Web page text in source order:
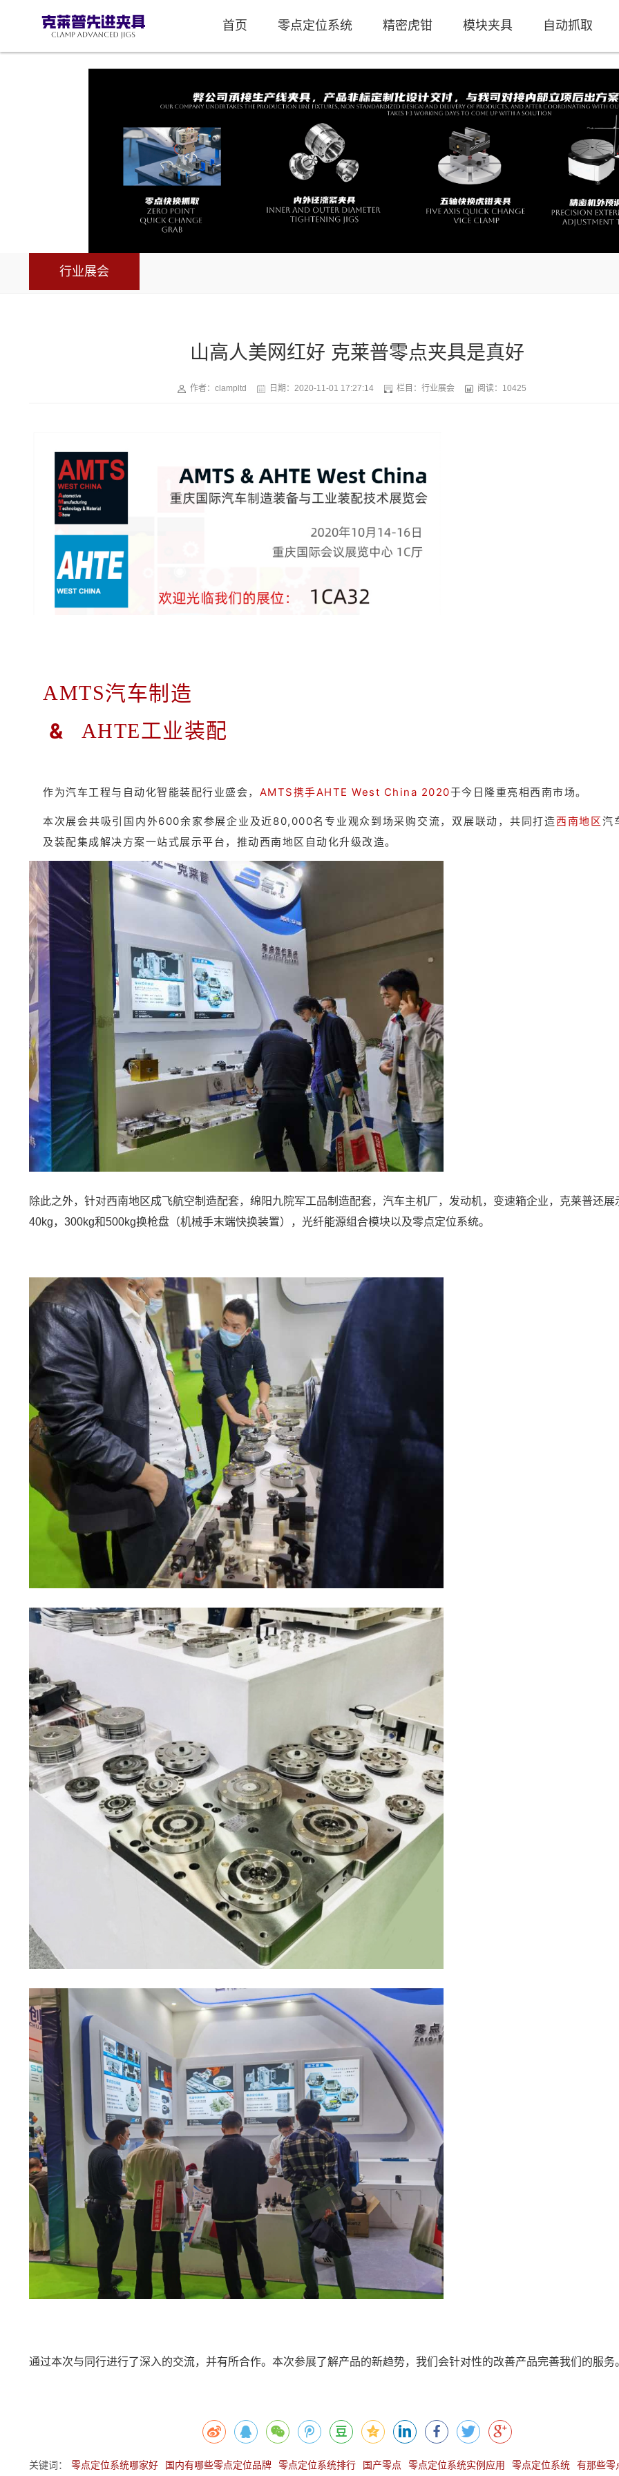
首页 零点定位系统 精密虎钳 模块夹具 自动抓取
行业展会
山高人美网红好 克莱普零点夹具是真好
作者：clampltd 日期： 2020-11-01 17:27:14 栏目： 行业展会 阅读：10425
AMTS汽车制造
&
AHTE工业装配
作为汽车工程与自动化智能装配行业盛会， AMTS携手AHTE West China 2020于今日隆重亮相西南市场。
本次展会共吸引国内外600余家参展企业及近80,000名专业观众到场采购交流，双展联动，共同打造西南地区汽
及装配集成解决方案一站式展示平台，推动西南地区自动化升级改造。
除此之外，针对西南地区成飞航空制造配套，绵阳九院军工品制造配套，汽车主机厂，发动机，变速箱企业，克莱普还展
40kg，300kg和500kg换枪盘（机械手末端快换装置），光纤能源组合模块以及零点定位系统。
通过本次与同行进行了深入的交流，并有所合作。本次参展了解产品的新趋势，我们会针对性的改善产品完善我们的服务
关键词： 零点定位系统哪家好 国内有哪些零点定位品牌 零点定位系统排行 国产零点 零点定位系统实例应用 零点定位系统 有那些零